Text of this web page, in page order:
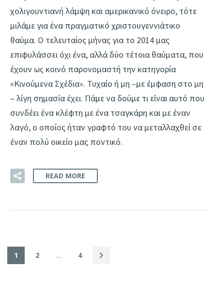
χολιγουντιανή λάμψη και αμερικανικό όνειρο, τότε
μιλάμε για ένα πραγματικό χριστουγεννιάτικο
θαύμα. Ο τελευταίος μήνας για το 2014 μας
επιφυλάσσει όχι ένα, αλλά δύο τέτοια θαύματα, που
έχουν ως κοινό παρονομαστή την κατηγορία
«Κινούμενα Σχέδια». Τυχαίο ή μη –με έμφαση στο μη
– λίγη σημασία έχει. Πάμε να δούμε τι είναι αυτό που
συνδέει ένα κλέφτη με ένα τσαγκάρη και με έναν
λαγό, ο οποίος ήταν γραφτό του να μεταλλαχθεί σε
έναν πολύ οικείο μας ποντικό.
READ MORE
1 2 … 4